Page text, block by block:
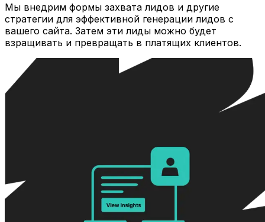
Мы внедрим формы захвата лидов и другие
стратегии для эффективной генерации лидов с
вашего сайта. Затем эти лиды можно будет
взращивать и превращать в платящих клиентов.